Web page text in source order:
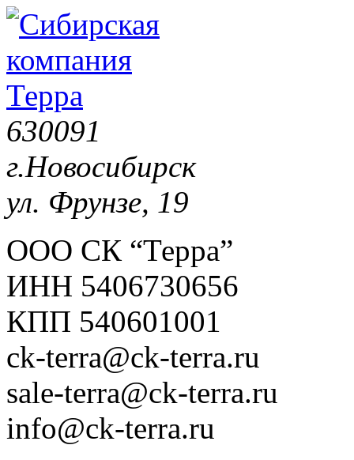
630091
г.Новосибирск
ул. Фрунзе, 19
ООО СК “Терра”
ИНН 5406730656
КПП 540601001
ck-terra@ck-terra.ru
sale-terra@ck-terra.ru
info@ck-terra.ru